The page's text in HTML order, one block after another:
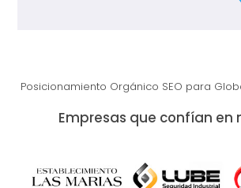
Posicionamiento Orgánico SEO para
Empresas que confían en